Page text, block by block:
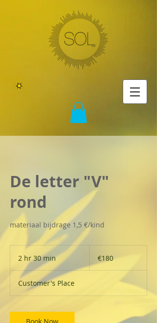
De letter "V"
rond
materiaal bijdrage 1,5 €/kind
2 hr 30 min2
h
r
3
0
i
€180
Customer's Place